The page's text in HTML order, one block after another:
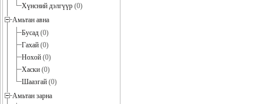
Хүнсний дэлгүүр (0)
Амьтан авна
Бусад (0)
Гахай (0)
Нохой (0)
Хаски (0)
Шаазгай (0)
Амьтан зарна